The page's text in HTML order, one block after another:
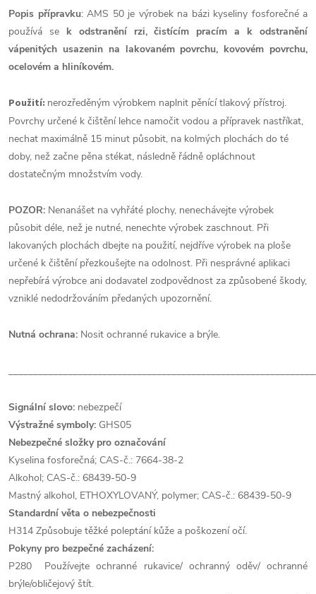
Popis přípravku: AMS 50 je výrobek na bázi kyseliny fosforečné a
používá se k odstranění rzi, čistícím pracím a k odstranění
vápenitých usazenin na lakovaném povrchu, kovovém povrchu,
ocelovém a hliníkovém.
Použití: nerozředěným výrobkem naplnit pěnící tlakový přístroj.
Povrchy určené k čištění lehce namočit vodou a přípravek nastříkat,
nechat maximálně 15 minut působit, na kolmých plochách do té
doby, než začne pěna stékat, následně řádně opláchnout
dostatečným množstvím vody.
POZOR: Nenanášet na vyhřáté plochy, nenechávejte výrobek
působit déle, než je nutné, nenechte výrobek zaschnout. Při
lakovaných plochách dbejte na použití, nejdříve výrobek na ploše
určené k čištění přezkoušejte na odolnost. Při nesprávné aplikaci
nepřebírá výrobce ani dodavatel zodpovědnost za způsobené škody,
vzniklé nedodržováním předaných upozornění.
Nutná ochrana: Nosit ochranné rukavice a brýle.
Signální slovo: nebezpečí
Výstražné symboly: GHS05
Nebezpečné složky pro označování
Kyselina fosforečná; CAS-č.: 7664-38-2
Alkohol; CAS-č.: 68439-50-9
Mastný alkohol, ETHOXYLOVANÝ, polymer; CAS-č.: 68439-50-9
Standardní věta o nebezpečnosti
H314 Způsobuje těžké poleptání kůže a poškození očí.
Pokyny pro bezpečné zacházení:
P280 Používejte ochranné rukavice/ ochranný oděv/ ochranné
brýle/obličejový štít.